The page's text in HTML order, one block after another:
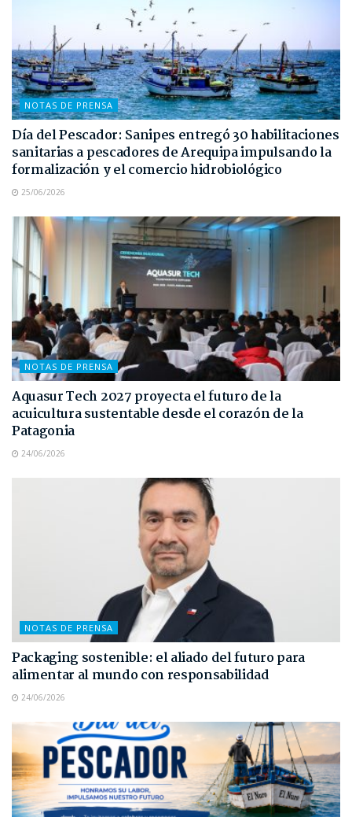
NOTAS DE PRENSA
Día del Pescador: Sanipes entregó 30 habilitaciones
sanitarias a pescadores de Arequipa impulsando la
formalización y el comercio hidrobiológico
25/06/2026
NOTAS DE PRENSA
Aquasur Tech 2027 proyecta el futuro de la
acuicultura sustentable desde el corazón de la
Patagonia
24/06/2026
NOTAS DE PRENSA
Packaging sostenible: el aliado del futuro para
alimentar al mundo con responsabilidad
24/06/2026